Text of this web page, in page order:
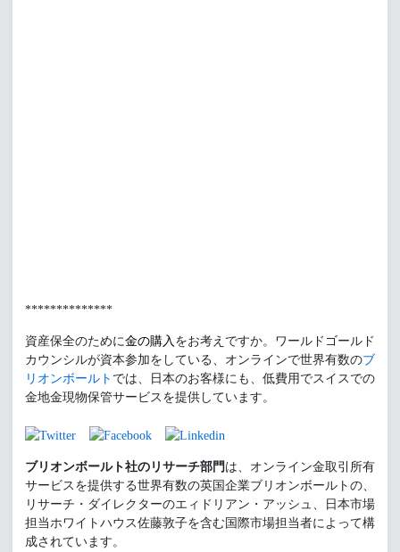
**************
資産保全のために金の購入 をお考えですか。ワールドゴールド
カウンシルが資本参加をしている、オンラインで世界有数のブ
リオンボールト では、日本のお客様にも、低費用でスイスでの
金地金現物保管サービスを提供しています。
ブリオンボールト社のリサーチ部門 は、オンライン金取引所有
サービスを提供する世界有数の英国企業ブリオンボールトの、
リサーチ・ダイレクターのエィドリアン・アッシュ、日本市場
担当ホワイトハウス佐藤敦子を含む国際市場担当者によって構
成されています。